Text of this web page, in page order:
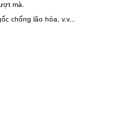
mà.
chống lão hóa, v.v...